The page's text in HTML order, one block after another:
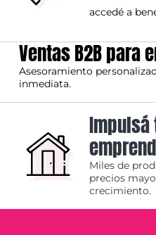
accedé a
Ventas B2B para
Asesoramiento
inmediata.
Impulsá
Miles de
precios
crecimiento.